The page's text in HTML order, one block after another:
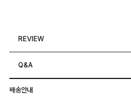
REVIEW
Q&A
배송안내